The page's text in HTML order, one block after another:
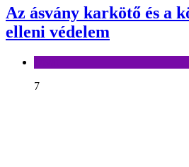
Az ásvány karkötő és a
elleni védelem
7